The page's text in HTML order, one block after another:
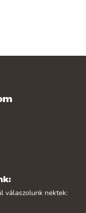
válaszolunk nektek: